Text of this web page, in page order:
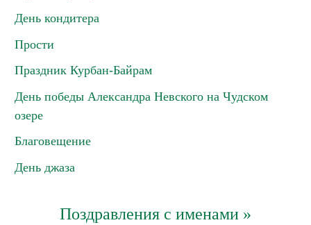
День кондитера
Прости
Праздник Курбан-Байрам
День победы Александра Невского на Чудском
озере
Благовещение
День джаза
Поздравления с именами »